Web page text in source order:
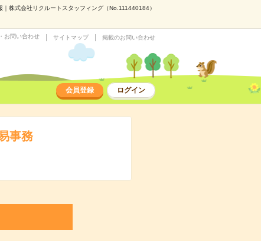
株式会社リクルートスタッフィング（No.111440184）
お問い合わせ サイトマップ 掲載のお問い合わせ
会員登録 ログイン
事務